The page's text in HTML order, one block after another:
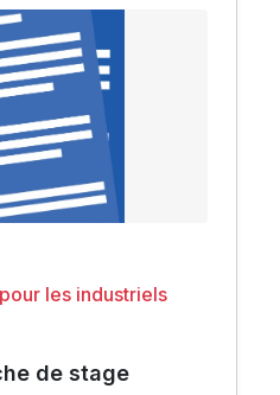
les industriels
de stage